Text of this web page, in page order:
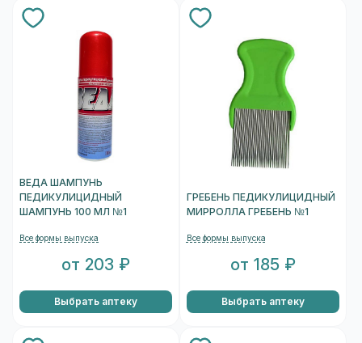
ВЕДА ШАМПУНЬ
ПЕДИКУЛИЦИДНЫЙ
ШАМПУНЬ 100 МЛ №1
Все формы выпуска
от 203 ₽
Выбрать аптеку
ГРЕБЕНЬ ПЕДИКУЛИЦИДНЫЙ
МИРРОЛЛА ГРЕБЕНЬ №1
Все формы выпуска
от 185 ₽
Выбрать аптеку